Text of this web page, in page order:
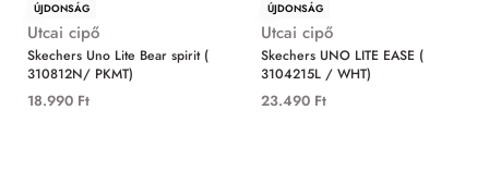
ÚJDONSÁG
Utcai cipő
Skechers Uno Lite Bear spirit (
310812N/ PKMT)
18.990 Ft
ÚJDONSÁG
Utcai cipő
Skechers UNO LITE EASE (
3104215L / WHT)
23.490 Ft